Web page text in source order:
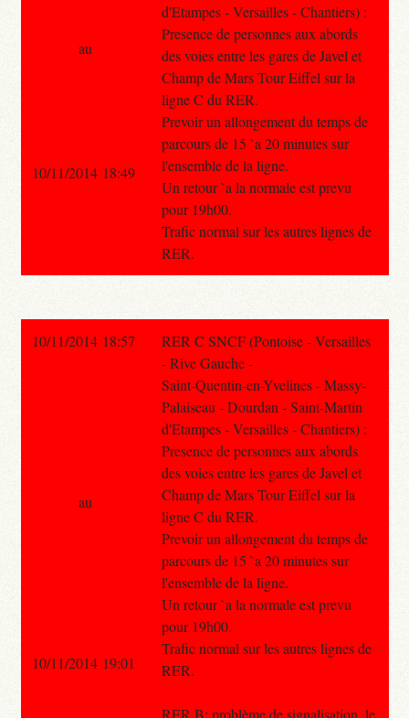
d'Etampes - Versailles - Chantiers) :
Presence de personnes aux abords
des voies entre les gares de Javel et
Champ de Mars Tour Eiffel sur la
ligne C du RER.
Prevoir un allongement du temps de
parcours de 15 `a 20 minutes sur
l'ensemble de la ligne.
Un retour `a la normale est prevu
pour 19h00.
Trafic normal sur les autres lignes de
RER.
au
10/11/2014 18:49
10/11/2014 18:57
RER C SNCF (Pontoise - Versailles
- Rive Gauche -
Saint-Quentin-en-Yvelines - Massy-
Palaiseau - Dourdan - Saint-Martin
d'Etampes - Versailles - Chantiers) :
Presence de personnes aux abords
des voies entre les gares de Javel et
Champ de Mars Tour Eiffel sur la
ligne C du RER.
Prevoir un allongement du temps de
parcours de 15 `a 20 minutes sur
l'ensemble de la ligne.
Un retour `a la normale est prevu
pour 19h00.
Trafic normal sur les autres lignes de
RER.
RER B: problème de signalisation, le
au
10/11/2014 19:01